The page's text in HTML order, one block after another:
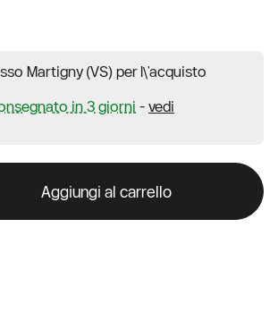
Martigny (VS) per l\'acquisto
in 3 giorni - vedi
Aggiungi al carrello